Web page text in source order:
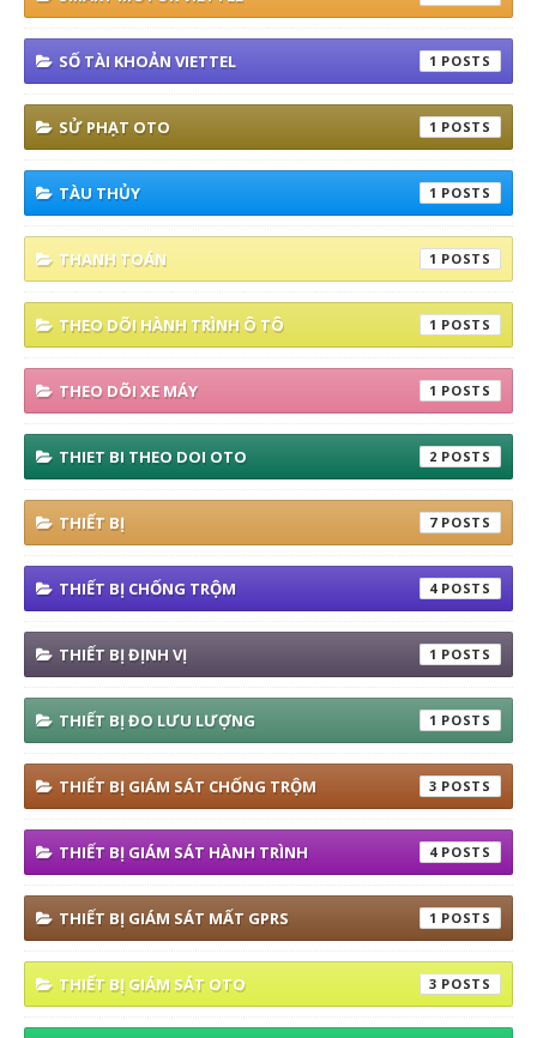
SỐ TÀI KHOẢN VIETTEL 1
SỬ PHẠT OTO 1
TÀU THỦY 1
THANH TOÁN 1
THEO DÕI HÀNH TRÌNH Ô TÔ 1
THEO DÕI XE MÁY 1
THIET BI THEO DOI OTO 2
THIẾT BỊ 7
THIẾT BỊ CHỐNG TRỘM 4
THIẾT BỊ ĐỊNH VỊ 1
THIẾT BỊ ĐO LƯU LƯỢNG 1
THIẾT BỊ GIÁM SÁT CHỐNG TRỘM 3
THIẾT BỊ GIÁM SÁT HÀNH TRÌNH 4
THIẾT BỊ GIÁM SÁT MẤT GPRS 1
THIẾT BỊ GIÁM SÁT OTO 3